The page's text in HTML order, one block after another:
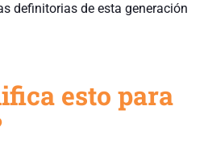
definitorias de esta generación
esto para